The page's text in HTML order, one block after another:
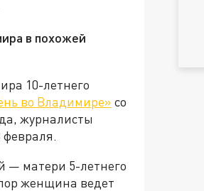
в похожей
10-летнего
во Владимире» со
журналисты
— матери 5-летнего
женщина ведет